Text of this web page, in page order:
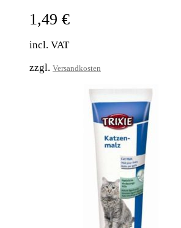
1,49 €
incl. VAT
zzgl. Versandkosten